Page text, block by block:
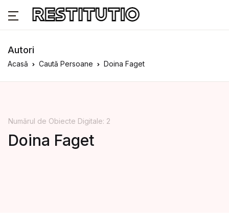
Autori
Acasă Caută Persoane Doina Faget
Numărul de Obiecte Digitale: 2
Doina Faget